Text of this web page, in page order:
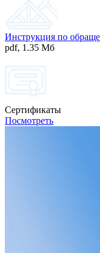
Инструкция по
pdf, 1.35 Мб
Сертификаты
Посмотреть